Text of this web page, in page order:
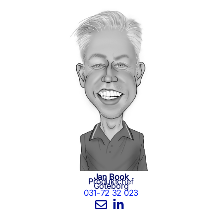
Jan Book
Produktchef
Göteborg
031-72 32 023